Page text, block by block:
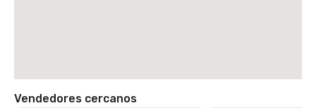
Vendedores cercanos